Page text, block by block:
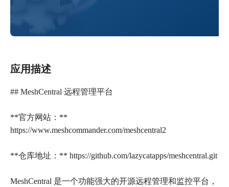
应用描述
## MeshCentral 远程管理平台
**官方网站：**
https://www.meshcommander.com/meshcentral2
**仓库地址：** https://github.com/lazycatapps/meshcentral.git
MeshCentral 是一个功能强大的开源远程管理和监控平台，